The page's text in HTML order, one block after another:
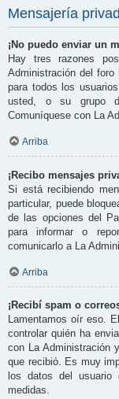
Mensajería
¡No puedo enviar un
Hay tres razones
Administración del
para todos los
usted, o su grupo
Comuníquese con La
Arriba
¡Recibo mensajes
Si está recibiendo
particular, puede
de las opciones del
para informar o
comunicarlo a La
Arriba
¡Recibí spam o
Lamentamos oír eso.
controlar quién ha
con La Administración
que recibió. Es muy
los datos del usuario
medidas.